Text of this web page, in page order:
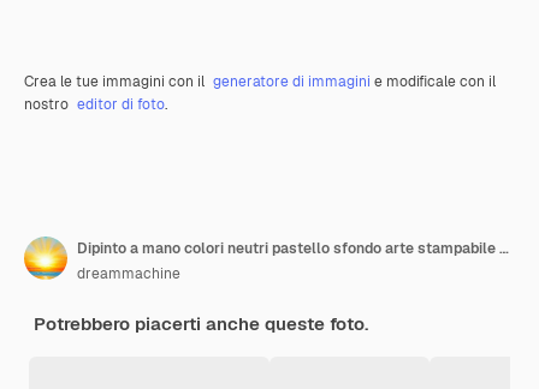
Crea le tue immagini con il generatore di immagini e modificale con il
nostro editor di foto.
Dipinto a mano colori neutri pastello sfondo arte stampabile su tela
dreammachine
Potrebbero piacerti anche queste foto.